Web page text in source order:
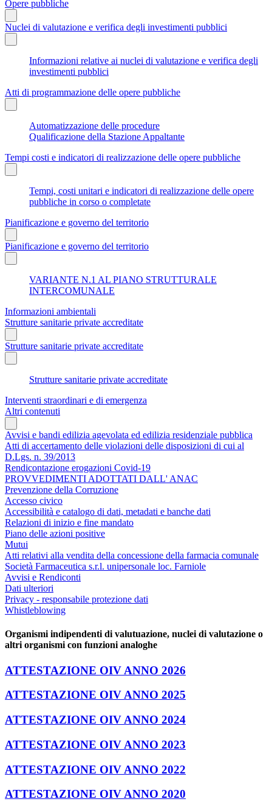
Opere pubbliche
Nuclei di valutazione e verifica degli investimenti pubblici
Informazioni relative ai nuclei di valutazione e verifica degli
investimenti pubblici
Atti di programmazione delle opere pubbliche
Automatizzazione delle procedure
Qualificazione della Stazione Appaltante
Tempi costi e indicatori di realizzazione delle opere pubbliche
Tempi, costi unitari e indicatori di realizzazione delle opere
pubbliche in corso o completate
Pianificazione e governo del territorio
Pianificazione e governo del territorio
VARIANTE N.1 AL PIANO STRUTTURALE
INTERCOMUNALE
Informazioni ambientali
Strutture sanitarie private accreditate
Strutture sanitarie private accreditate
Strutture sanitarie private accreditate
Interventi straordinari e di emergenza
Altri contenuti
Avvisi e bandi edilizia agevolata ed edilizia residenziale pubblica
Atti di accertamento delle violazioni delle disposizioni di cui al
D.Lgs. n. 39/2013
Rendicontazione erogazioni Covid-19
PROVVEDIMENTI ADOTTATI DALL' ANAC
Prevenzione della Corruzione
Accesso civico
Accessibilità e catalogo di dati, metadati e banche dati
Relazioni di inizio e fine mandato
Piano delle azioni positive
Mutui
Atti relativi alla vendita della concessione della farmacia comunale
Società Farmaceutica s.r.l. unipersonale loc. Farniole
Avvisi e Rendiconti
Dati ulteriori
Privacy - responsabile protezione dati
Whistleblowing
Organismi indipendenti di valutuazione, nuclei di valutazione o
altri organismi con funzioni analoghe
ATTESTAZIONE OIV ANNO 2026
ATTESTAZIONE OIV ANNO 2025
ATTESTAZIONE OIV ANNO 2024
ATTESTAZIONE OIV ANNO 2023
ATTESTAZIONE OIV ANNO 2022
ATTESTAZIONE OIV ANNO 2020